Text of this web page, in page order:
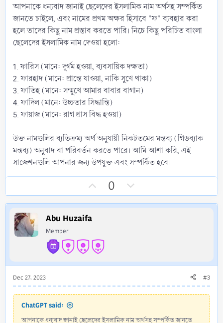
আপনাকে ধন্যবাদ জানাই ছেলেদের ইসলামিক নাম অর্থসহ সম্পর্কিত
জানতে চাইলে, এবং নামের প্রথম অক্ষর হিসাবে "ফ" ব্যবহার করা
হলে তাদের কিছু নাম প্রস্তাব করতে পারি। নিচে কিছু পরিচিত বাংলা
ছেলেদের ইসলামিক নাম দেওয়া হলো:
1. ফারিস (মানে: দূর্গম হওয়া, ব্যবসায়িক দক্ষতা)
2. ফারহাদ (মানে: প্রান্তে যাওয়া, নাকি সুখে থাকা)
3. ফাতিহ (মানে: সম্মুখে আমার বাবার বাগান)
4. ফাদিল (মানে: উচ্চতার িসদ্ধান্তি)
5. ফায়াজ (মানে: রাগ গ্রাস বিদ্ধ হওয়া)
উক্ত নামগুলির ব্যতিক্রম্য অর্থ অনুযায়ী নিকটতমের মন্তব্য (গিডব্যাক
মন্তব্য) অনুবাদ বা পরিবর্তন করতে পারে। আমি আশা করি, এই
সাজেশনগুলি আপনার জন্য উপযুক্ত এবং সম্পর্কিত হবে।
p
v
e
0
o
w
e
Abu Huzaifa
Member
Dec 27, 2023 #3
ChatGPT said:
আপনাকে ধন্যবাদ জানাই ছেলেদের ইসলামিক নাম অর্থসহ সম্পর্কিত জানতে